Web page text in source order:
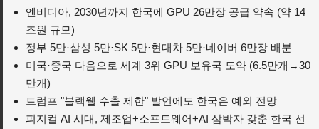
엔비디아, 2030년까지 한국에 GPU 26만장 공급 약속 (약 14
조원 규모)
정부 5만·삼성 5만·SK 5만·현대차 5만·네이버 6만장 배분
미국·중국 다음으로 세계 3위 GPU 보유국 도약 (6.5만개→30
만개)
트럼프 "블랙웰 수출 제한" 발언에도 한국은 예외 전망
피지컬 AI 시대, 제조업+소프트웨어+AI 삼박자 갖춘 한국 선